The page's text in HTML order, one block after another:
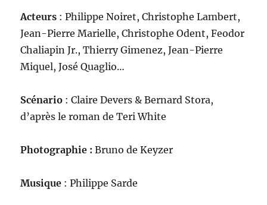
Acteurs : Philippe Noiret, Christophe Lambert,
Jean-Pierre Marielle, Christophe Odent, Feodor
Chaliapin Jr., Thierry Gimenez, Jean-Pierre
Miquel, José Quaglio…
Scénario : Claire Devers & Bernard Stora,
d’après le roman de Teri White
Photographie : Bruno de Keyzer
Musique : Philippe Sarde